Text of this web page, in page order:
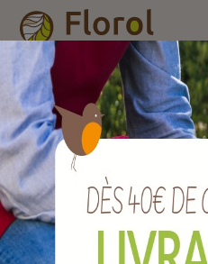
Accueil Nos produits /Outils
pomme de terre 3 dents